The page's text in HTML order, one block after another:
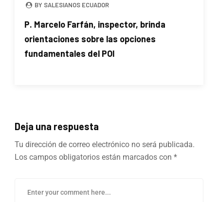
BY SALESIANOS ECUADOR
P. Marcelo Farfán, inspector, brinda
orientaciones sobre las opciones
fundamentales del POI
Deja una respuesta
Tu dirección de correo electrónico no será publicada.
Los campos obligatorios están marcados con *